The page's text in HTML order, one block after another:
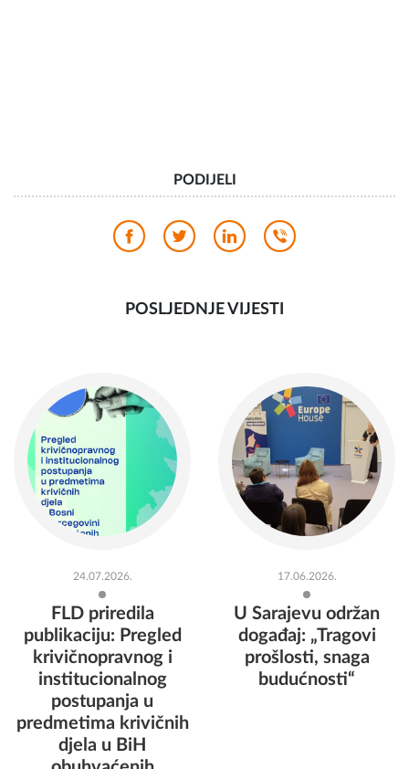
PODIJELI
POSLJEDNJE VIJESTI
24.07.2026.
FLD priredila
publikaciju: Pregled
krivičnopravnog i
institucionalnog
postupanja u
predmetima krivičnih
djela u BiH
17.06.2026.
U Sarajevu održan
događaj: „Tragovi
prošlosti, snaga
budućnosti“